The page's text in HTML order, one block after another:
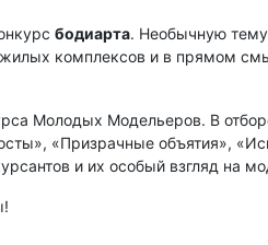
боди­арта. Необычную
комплексов и в прямом
Молодых Модельеров. В
«Призрачные объятия»,
и их особый взгляд на